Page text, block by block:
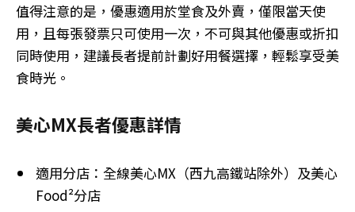
值得注意的是，優惠適用於堂食及外賣，僅限當天使
用，且每張發票只可使用一次，不可與其他優惠或折扣
同時使用，建議長者提前計劃好用餐選擇，輕鬆享受美
食時光。
美心MX長者優惠詳情
適用分店：全線美心MX（西九高鐵站除外）及美心
Food²分店